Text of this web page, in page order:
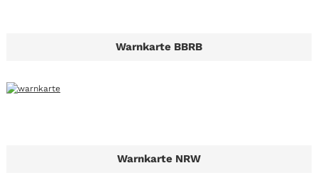
Warnkarte BBRB
Warnkarte NRW